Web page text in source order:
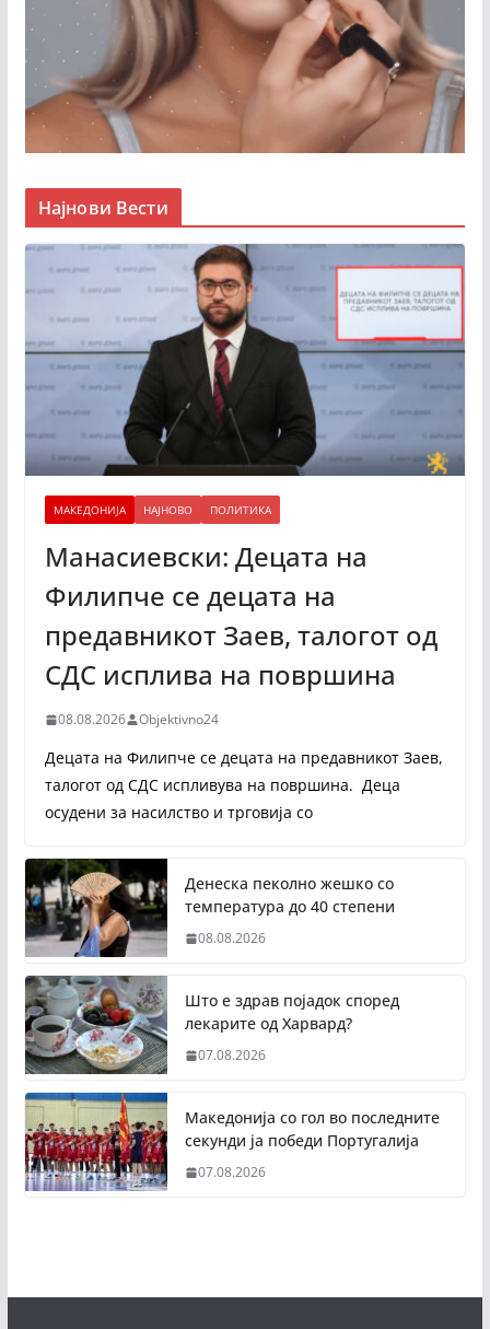
Најнови Вести
МАКЕДОНИЈА НАЈНОВО ПОЛИТИКА
Манасиевски: Децата на
Филипче се децата на
предавникот Заев, талогот од
СДС исплива на површина
08.08.2026 Objektivno24
Децата на Филипче се децата на предавникот Заев,
талогот од СДС испливува на површина. Деца
осудени за насилство и трговија со
Денеска пеколно жешко со
температура до 40 степени
08.08.2026
Што е здрав појадок според
лекарите од Харвард?
07.08.2026
Македонија со гол во последните
секунди ја победи Португалија
07.08.2026